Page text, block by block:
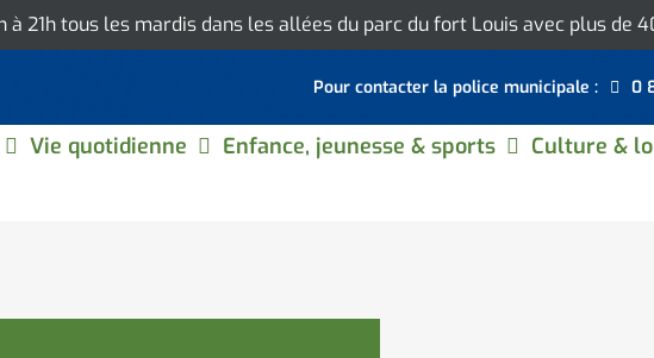
à 21h tous les mardis dans les allées du parc du fort Louis avec plus de
Pour contacter la police municipale : 0
Vie quotidienne Enfance, jeunesse & sports Culture &